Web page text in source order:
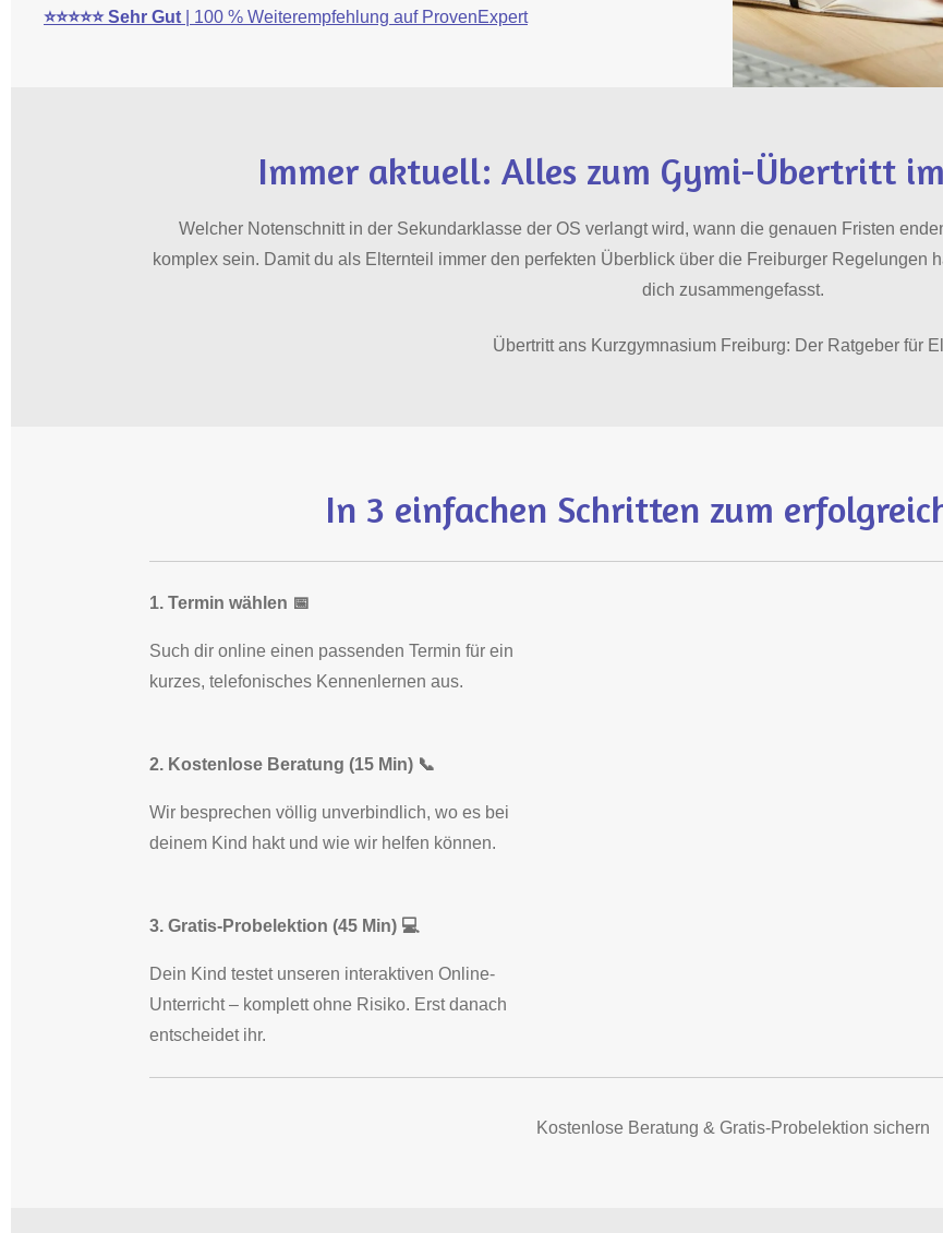
⭐⭐⭐⭐⭐Sehr Gut | 100 % Weiterempfehlung auf ProvenExpert
Immer aktuell: Alles zum Gymi-Übertritt
Welcher Notenschnitt in der Sekundarklasse der OS verlangt wird, wann die genauen Fristen
komplex sein. Damit du als Elternteil immer den perfekten Überblick über die Freiburger Regelungen
dich zusammengefasst.
Übertritt ans Kurzgymnasium Freiburg: Der Ratgeber für
In 3 einfachen Schritten zum
1. Termin wählen 📅
Such dir online einen passenden Termin für ein
kurzes, telefonisches Kennenlernen aus.
2. Kostenlose Beratung (15 Min) 📞
Wir besprechen völlig unverbindlich, wo es bei
deinem Kind hakt und wie wir helfen können.
3. Gratis-Probelektion (45 Min) 💻
Dein Kind testet unseren interaktiven Online-
Unterricht – komplett ohne Risiko. Erst danach
entscheidet ihr.
Kostenlose Beratung & Gratis-Probelektion sichern